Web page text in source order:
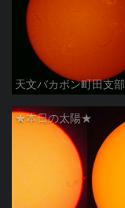
天文バカボン町田支部
★本日の太陽★